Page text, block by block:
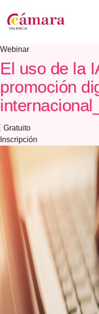
Webinar
El uso de la
promoción
internacional_
Gratuito
Inscripción